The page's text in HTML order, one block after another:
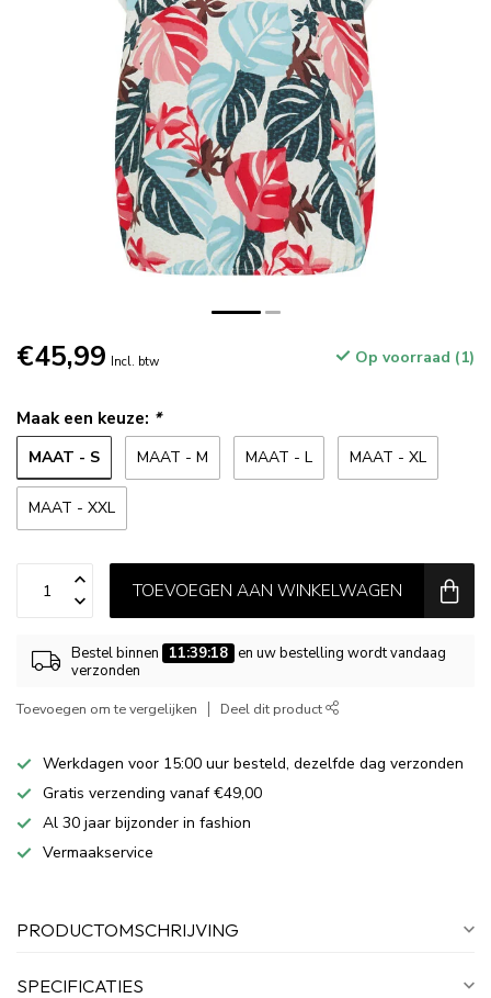
€45,99 Incl. btw Op voorraad (1)
Maak een keuze: *
MAAT - S MAAT - M MAAT - L MAAT - XL
MAAT - XXL
TOEVOEGEN AAN WINKELWAGEN
Bestel binnen 11:39:18 en uw bestelling wordt vandaag
verzonden
Toevoegen om te vergelijken Deel dit product
Werkdagen voor 15:00 uur besteld, dezelfde dag verzonden
Gratis verzending vanaf €49,00
Al 30 jaar bijzonder in fashion
Vermaakservice
PRODUCTOMSCHRIJVING
SPECIFICATIES